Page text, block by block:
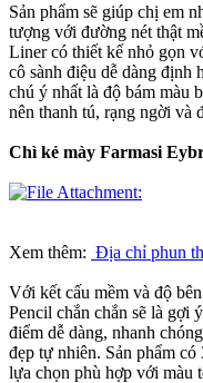
Sản phẩm sẽ giúp chị em
tượng với đường nét thật
Liner có thiết kế nhỏ gọn
cô sành điệu dễ dàng định
chú ý nhất là độ bám màu
nên thanh tú, rạng ngời và
Chì kẻ mày Farmasi
Xem thêm: Địa chỉ phun
Với kết cấu mềm và độ
Pencil chắn chắn sẽ là gợi
điểm dễ dàng, nhanh
đẹp tự nhiên. Sản phẩm
lựa chọn phù hợp với màu